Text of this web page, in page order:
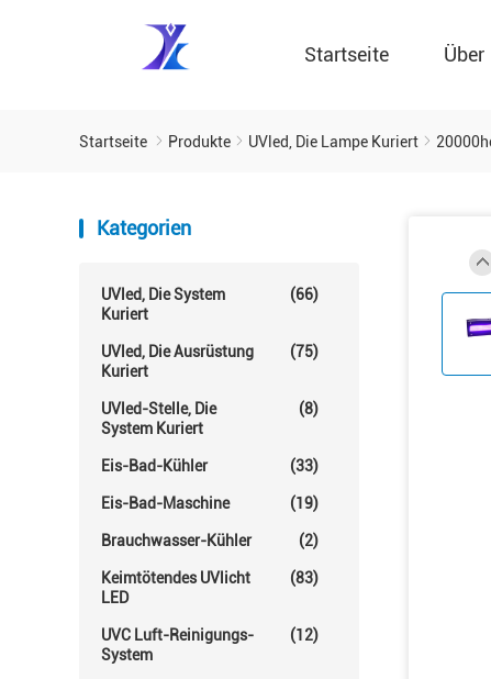
Startseite Über
Startseite Produkte UVled, Die Lampe Kuriert
Kategorien
UVled, Die System
Kuriert
(66)
UVled, Die Ausrüstung
Kuriert
(75)
UVled-Stelle, Die
System Kuriert
(8)
Eis-Bad-Kühler (33)
Eis-Bad-Maschine (19)
Brauchwasser-Kühler (2)
Keimtötendes UVlicht
LED
(83)
UVC Luft-Reinigungs-
System
(12)